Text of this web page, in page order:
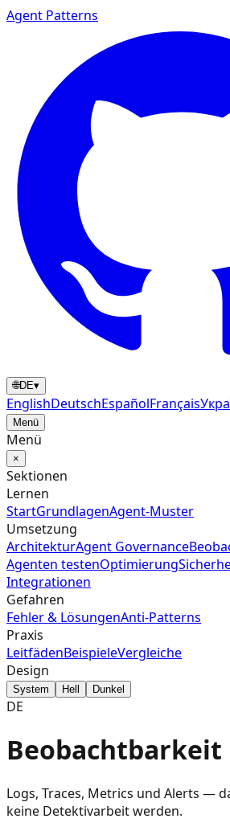
Agent Patterns
🌐DE▾
EnglishDeutschEspañolFrançais
Menü
Menü
×
Sektionen
Lernen
StartGrundlagenAgent‑Muster
Umsetzung
ArchitekturAgent Governance
Agenten testenOptimierung
Integrationen
Gefahren
Fehler & LösungenAnti-Patterns
Praxis
LeitfädenBeispieleVergleiche
Design
System Hell Dunkel
DE
Beobachtbarkeit
Logs, Traces, Metrics und Alerts —
keine Detektivarbeit werden.